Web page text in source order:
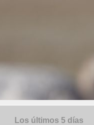
Los últimos 5 días